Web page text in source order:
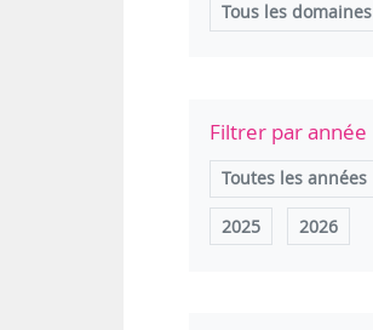
Tous les domaines
Filtrer par année
Toutes les années
2025 2026